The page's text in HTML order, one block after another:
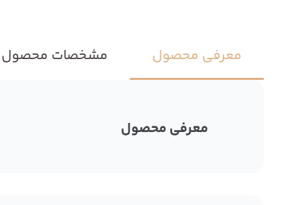
معرفی محصول مشخصات محصول
معرفی محصول